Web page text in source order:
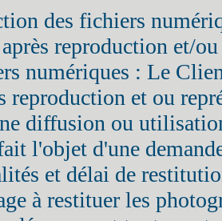
des fichiers
reproduction et/
numériques : Le
reproduction et ou
diffusion ou
l'objet d'une
et délai de
à restituer les